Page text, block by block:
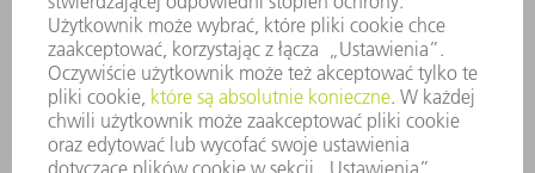
48225753936
8.00 - 17.00
czesci.zamienne@trumpf.com